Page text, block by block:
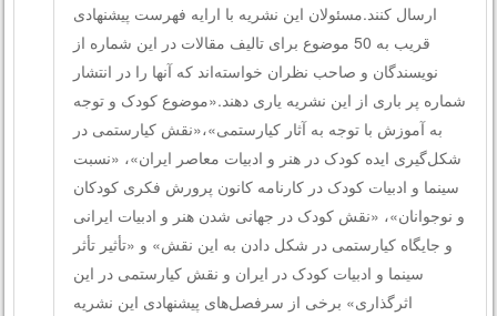
ارسال کنند.مسئولان این نشریه با ارایه فهرست پیشنهادی
قریب به 50 موضوع برای تالیف مقالات در این شماره از
نویسندگان و صاحب نظران خواسته‌اند که آنها را در انتشار
شماره پر باری از این نشریه یاری دهند.«موضوع کودک و توجه
به آموزش با توجه به آثار کیارستمی»،«نقش کیارستمی در
شکل‌گیری ایده کودک در هنر و ادبیات معاصر ایران»، «نسبت
سینما و ادبیات کودک در کارنامه کانون پرورش فکری کودکان
و نوجوانان»، «نقش کودک در جهانی شدن هنر و ادبیات ایرانی
و جایگاه کیارستمی در شکل دادن به این نقش» و «تأثیر تأثر
سینما و ادبیات کودک در ایران و نقش کیارستمی در این
اثرگذاری» برخی از سرفصل‌های پیشنهادی این نشریه